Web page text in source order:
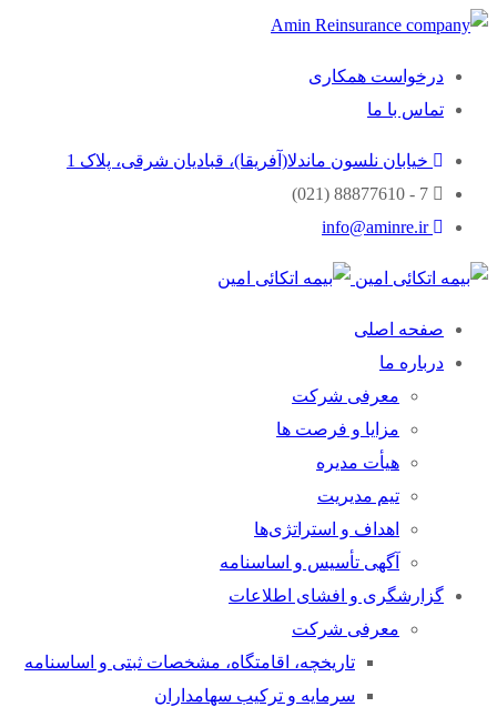
درخواست همکاری
تماس با ما
خیابان نلسون ماندلا(آفریقا)، قبادیان شرقی، پلاک 1
7 - 88877610 (021)
info@aminre.ir
صفحه اصلی
درباره ما
معرفی شرکت
مزایا و فرصت ها
هیأت مدیره
تیم مدیریت
اهداف و استراتژی‌ها
آگهی تأسیس و اساسنامه
گزارشگری و افشای اطلاعات
معرفی شرکت
تاریخچه، اقامتگاه، مشخصات ثبتی و اساسنامه
سرمایه و ترکیب سهامداران